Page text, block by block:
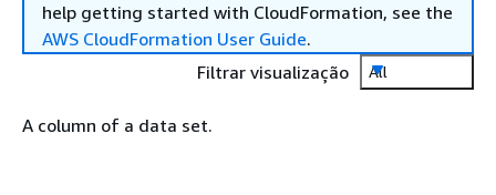
help getting started with CloudFormation, see the
AWS CloudFormation User Guide.
Filtrar visualização
All
A column of a data set.